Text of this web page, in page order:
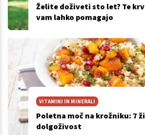
Želite doživeti sto let? Te
vam lahko pomagajo
VITAMINI IN MINERALI
Poletna moč na krožniku: 7
dolgoživost